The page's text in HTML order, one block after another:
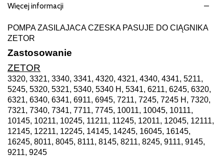
Więcej informacji
POMPA ZASILAJACA CZESKA PASUJE DO CIĄGNIKA
ZETOR
Zastosowanie
ZETOR
3320, 3321, 3340, 3341, 4320, 4321, 4340, 4341, 5211,
5245, 5320, 5321, 5340, 5340 H, 5341, 6211, 6245, 6320,
6321, 6340, 6341, 6911, 6945, 7211, 7245, 7245 H, 7320,
7321, 7340, 7341, 7711, 7745, 10011, 10045, 10111,
10145, 10211, 10245, 11211, 11245, 12011, 12045, 12111,
12145, 12211, 12245, 14145, 14245, 16045, 16145,
16245, 8011, 8045, 8111, 8145, 8211, 8245, 9111, 9145,
9211, 9245